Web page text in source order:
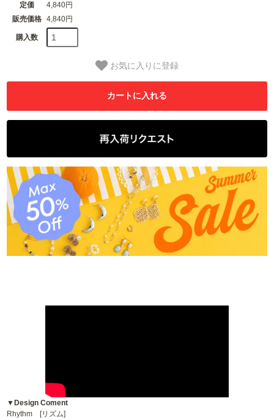
定価
4,840円
販売価格
4,840円
購入数
お気に入りに登録
▼Design Coment
Rhythm [リズム]